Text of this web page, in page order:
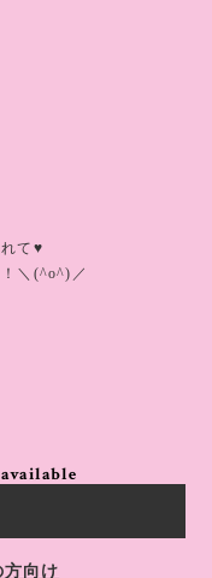
て♥️
＼(^o^)／
方向け